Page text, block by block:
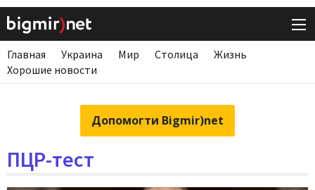
Главная Украина Мир Столица
Жизнь
Хорошие новости
Допомогти Bigmir)net
ПЦР-тест